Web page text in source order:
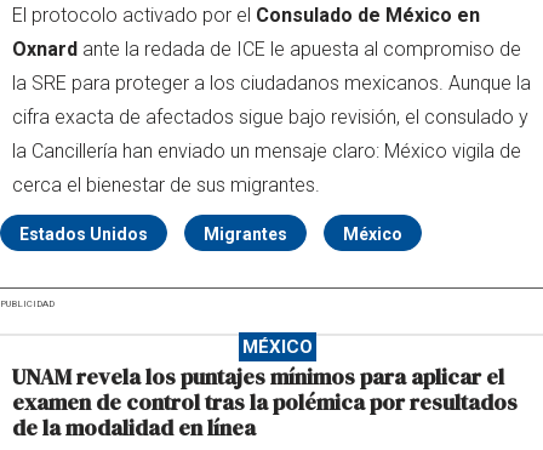
El protocolo activado por el Consulado de México en
Oxnard ante la redada de ICE le apuesta al compromiso de
la SRE para proteger a los ciudadanos mexicanos. Aunque la
cifra exacta de afectados sigue bajo revisión, el consulado y
la Cancillería han enviado un mensaje claro: México vigila de
cerca el bienestar de sus migrantes.
Estados Unidos Migrantes México
PUBLICIDAD
MÉXICO
UNAM revela los puntajes mínimos para aplicar el
examen de control tras la polémica por resultados
de la modalidad en línea